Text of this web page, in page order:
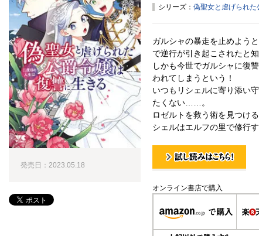
シリーズ： 偽聖女と虐げられ
ガルシャの暴走を止めよう
で逆行が引き起こされたと知
しかも今世でガルシャに復
われてしまうという！
いつもリシェルに寄り添い
たくない……。
ロゼルトを救う術を見つけ
シェルはエルフの里で修行
オンライン書店で購入
発売日：2023.05.18